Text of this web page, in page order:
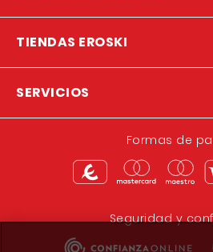
TIENDAS EROSKI
SERVICIOS
Formas de
Seguridad y